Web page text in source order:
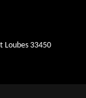
Loubes 33450